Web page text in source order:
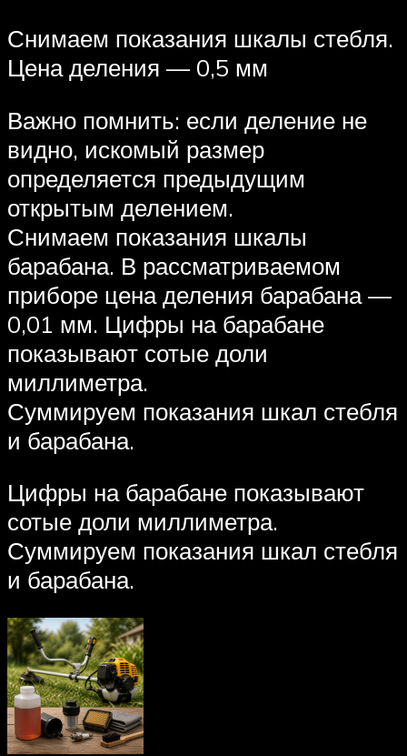
Снимаем показания шкалы стебля.
Цена деления — 0,5 мм
Важно помнить: если деление не
видно, искомый размер
определяется предыдущим
открытым делением.
Снимаем показания шкалы
барабана. В рассматриваемом
приборе цена деления барабана —
0,01 мм. Цифры на барабане
показывают сотые доли
миллиметра.
Суммируем показания шкал стебля
и барабана.
Цифры на барабане показывают
сотые доли миллиметра.
Суммируем показания шкал стебля
и барабана.